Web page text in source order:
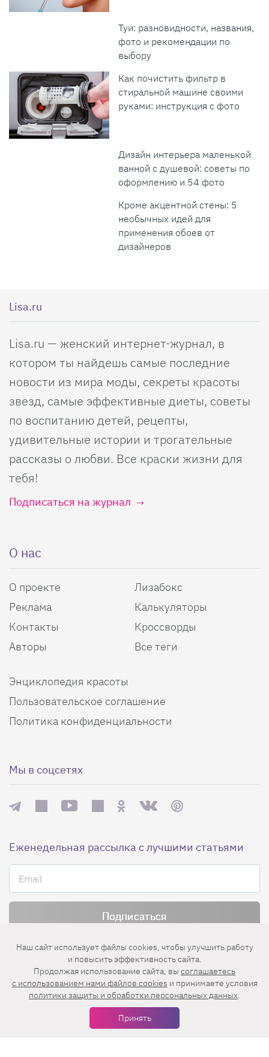
Туи: разновидности, названия,
фото и рекомендации по
выбору
Как почистить фильтр в
стиральной машине своими
руками: инструкция с фото
Дизайн интерьера маленькой
ванной с душевой: советы по
оформлению и 54 фото
Кроме акцентной стены: 5
необычных идей для
применения обоев от
дизайнеров
Lisa.ru
Lisa.ru — женский интернет-журнал, в
котором ты найдешь самые последние
новости из мира моды, секреты красоты
звезд, самые эффективные диеты, советы
по воспитанию детей, рецепты,
удивительные истории и трогательные
рассказы о любви. Все краски жизни для
тебя!
Подписаться на журнал
О нас
О проекте
Реклама
Контакты
Авторы
Лизабокс
Калькуляторы
Кроссворды
Все теги
Энциклопедия красоты
Пользовательское соглашение
Политика конфиденциальности
Мы в соцсетях
Еженедельная рассылка с лучшими статьями
Нажимая на кнопку «Подписаться», вы принимаете условия
пользовательского соглашения
политики конфиденциальности
и
Нашли ошибку? Выделите ее и нажмите
Ctrl+Enter
Наш сайт использует файлы cookies, чтобы улучшить работу
и повысить эффективность сайта.
Продолжая использование сайта, вы соглашаетесь
c использованием нами файлов cookies и принимаете условия
политики защиты и обработки персональных данных.
Принять